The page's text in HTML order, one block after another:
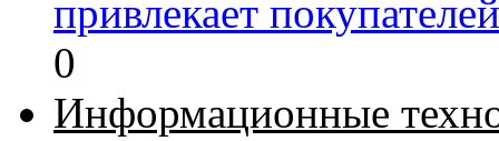
привлекает
0
Информационные